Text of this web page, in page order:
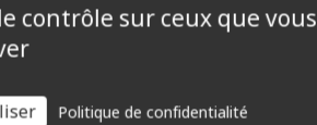
contrôle sur ceux que vous
Politique de confidentialité